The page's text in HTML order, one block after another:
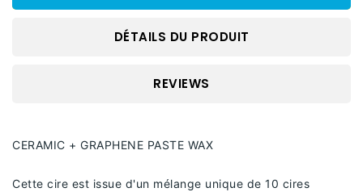
DÉTAILS DU PRODUIT
REVIEWS
CERAMIC + GRAPHENE PASTE WAX
Cette cire est issue d'un mélange unique de 10 cires